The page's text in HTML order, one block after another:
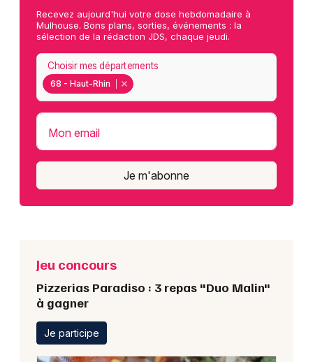
Recevez aujourd'hui votre dose hebdomadaire à
Mulhouse. Bons plans, sorties, événements : la
sélection de la rédaction JDS, chaque jeudi.
68 - Haut-Rhin
Choisir mes départements
Mon email
Je m'abonne
Jeu concours
Pizzerias Paradiso : 3 repas "Duo Malin"
à gagner
Je participe